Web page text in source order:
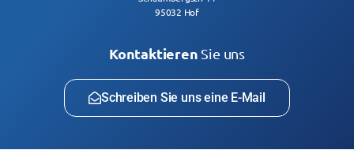
95032 Hof
Kontaktieren Sie uns
Schreiben Sie uns eine E-Mail